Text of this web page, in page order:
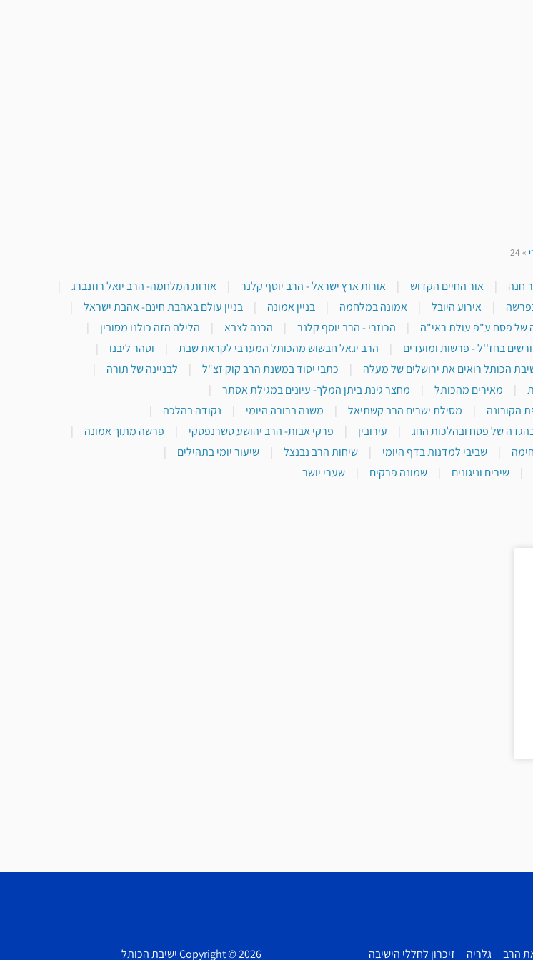
»
24
חנה | אור החיים הקדוש | אורות ארץ ישראל - הרב יוסף קלנר | אורות המלחמה- הרב יואל רוזנברג
|
| אירוע היובל | אמונה במלחמה | בניין אמונה | בניין עולם באהבת חינם- אהבת ישראל
|
של פסח ע"פ עולת ראי"ה | הכוזרי - הרב יוסף קלנר | הכנה לצבא | הלילה הזה כולנו מסובין
|
בחז''ל - פרשות ומועדים | הרב יגאל חבשוש מהכותל המערבי לקראת שבת | וטהר ליבנו
|
הכותל רואים את ירושלים של מעלה | כתבי יסוד במשנת הרב קוק זצ"ל | לבניינה של תורה
|
| מאירים מהכותל | מחצר גינת ביתן המלך- עיונים במגילת אסתר
|
הקורונה
| מסילת ישרים הרב קשתיאל | משנה ברורה היומי | נקודה בהלכה
|
בהגדה של פסח ובהלכות החג | עירובין | פרקי אבות- הרב יהושע טשרנפסקי | פרשה מתוך אמונה
|
| שביבי למדנות בדף היומי | שיחות הרב נבנצל | שיעור יומי בתהילים
|
| שירים וניגונים | שמונה פרקים | שערי יושר
הרב גלריה זיכרון לחללי הישיבה Copyright © 2026 ישיבת הכותל